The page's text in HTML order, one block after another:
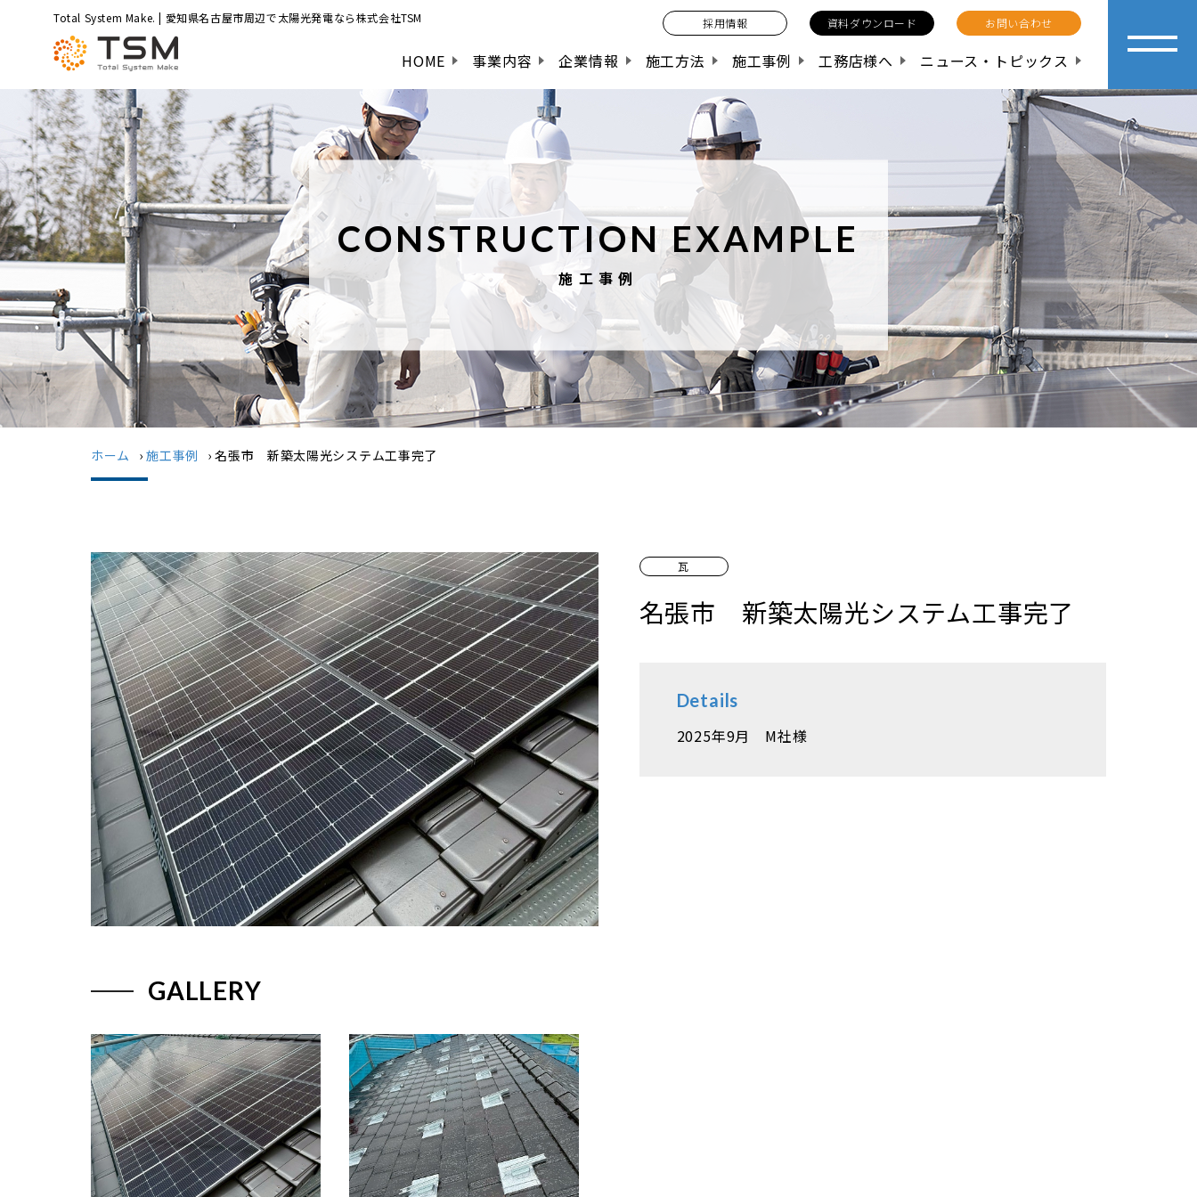
Total System Make. | 愛知県名古屋市周辺で太陽光発電なら株式会社TSM 採用情報 資料ダウンロード お問い合わせ
HOME 事業内容 企業情報 施工方法 施工事例 工務店様へ ニュース・トピックス
CONSTRUCTION EXAMPLE
施工事例
ホーム ›施工事例 ›名張市 新築太陽光システム工事完了
瓦
名張市 新築太陽光システム工事完了
Details
2025年9月 M社様
GALLERY